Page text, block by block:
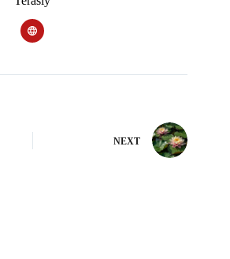
NEXT